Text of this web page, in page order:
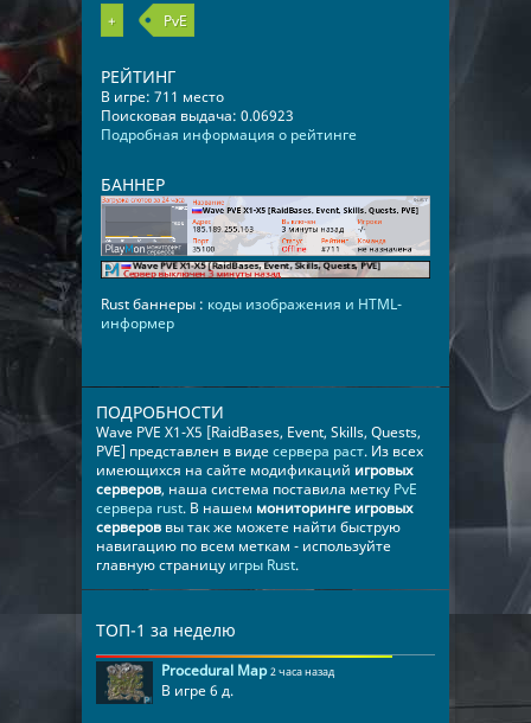
+ PvE
РЕЙТИНГ
В игре: 711 место
Поисковая выдача: 0.06923
Подробная информация о рейтинге
БАННЕР
Rust баннеры : коды изображения и HTML-
информер
ПОДРОБНОСТИ
Wave PVE Х1-Х5 [RaidBases, Event, Skills, Quests,
PVE] представлен в видесервера раст. Из всех
имеющихся на сайте модификаций игровых
серверов, наша система поставила метку PvE
сервера rust. В нашем мониторинге игровых
серверов вы так же можете найти быструю
навигацию по всем меткам - используйте
главную страницу игры Rust.
ТОП-1 за неделю
Procedural Map 2 часа назад
В игре 6 д.